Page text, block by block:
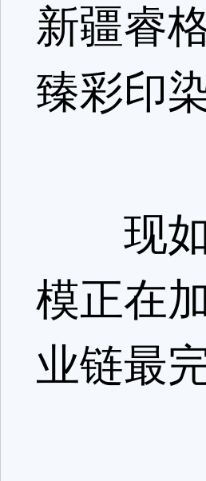
新疆睿
臻彩印
现如
模正在
业链最